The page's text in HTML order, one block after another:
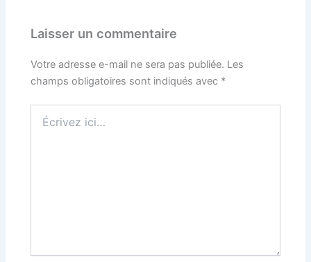
Laisser un commentaire
Votre adresse e-mail ne sera pas publiée. Les
champs obligatoires sont indiqués avec *
ici…